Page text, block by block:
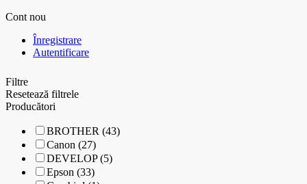
Cont nou
Înregistrare
Autentificare
Filtre
Resetează filtrele
Producători
BROTHER (43)
Canon (27)
DEVELOP (5)
Epson (33)